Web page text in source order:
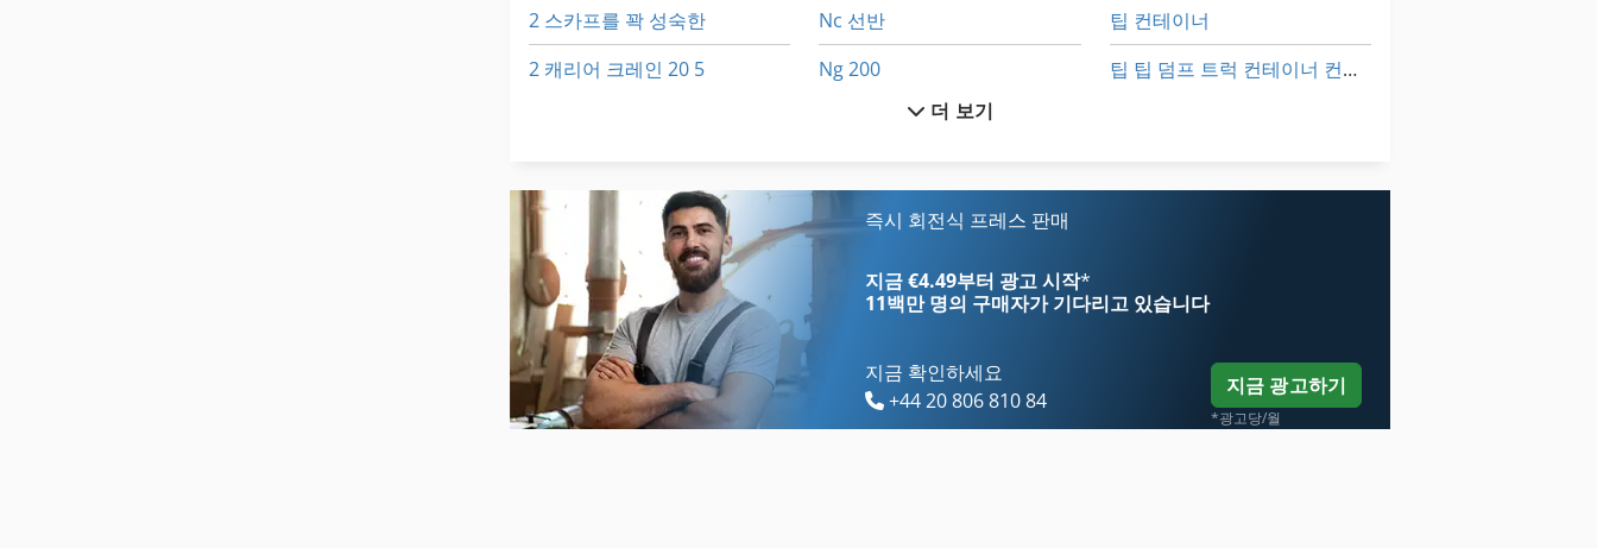
2 스카프를 꽉 성숙한
2 캐리어 크레인 20 5
Aszx 648
Dsd 201
Nc 선반
Ng 200
덤프 트럭
팁 컨테이너
팁 팁 덤프 트럭 컨테이너 컨테이너 팁
더 보기
즉시 회전식 프레스 판매
지금 €4.49부터 광고 시작*
11백만 명의 구매자가 기다리고 있습니다
지금 확인하세요
+44 20 806 810 84
지금 광고하기
*광고당/월